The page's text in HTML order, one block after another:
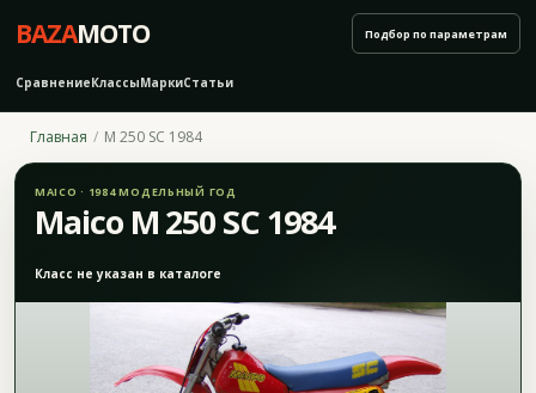
BAZAMOTO
СравнениеКлассыМаркиСтатьи
Подбор по параметрам
Главная M 250 SC 1984
MAICO · 1984 МОДЕЛЬНЫЙ ГОД
Maico M 250 SC 1984
Класс не указан в каталоге